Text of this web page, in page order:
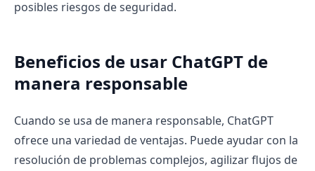
posibles riesgos de seguridad.
Beneficios de usar ChatGPT de
manera responsable
Cuando se usa de manera responsable, ChatGPT
ofrece una variedad de ventajas. Puede ayudar con la
resolución de problemas complejos, agilizar flujos de